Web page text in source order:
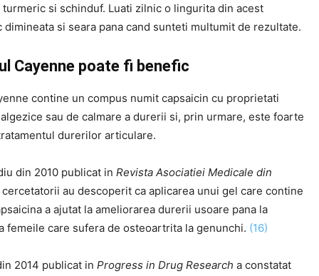
turmeric si schinduf. Luati zilnic o lingurita din acest
dimineata si seara pana cand sunteti multumit de rezultate.
Cayenne poate fi benefic
contine un compus numit capsaicin cu proprietati
sau de calmare a durerii si, prin urmare, este foarte
durerilor articulare.
din 2010 publicat in Revista Asociatiei Medicale din
au descoperit ca aplicarea unui gel care contine
a ajutat la ameliorarea durerii usoare pana la
femeile care sufera de osteoartrita la genunchi. (16)
2014 publicat in Progress in Drug Research a constatat